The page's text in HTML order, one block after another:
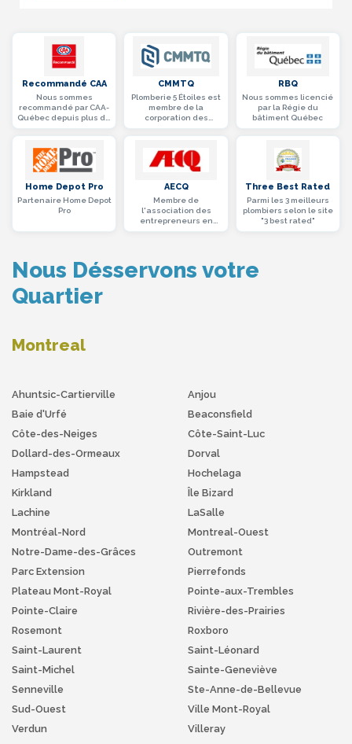
Recommandé CAA
Nous sommes
recommandé par CAA-
Québec depuis plus de
10 ans
CMMTQ
Plomberie 5 Étoiles est
membre de la
corporation des
maîtres mécaniciens
en tuyauterie du
Québec
RBQ
Nous sommes licencié
par la Régie du
bâtiment Québec
Home Depot Pro
Partenaire Home Depot
Pro
AECQ
Membre de
l'association des
entrepreneurs en
construction du
Three Best Rated
Parmi les 3 meilleurs
plombiers selon le site
"3 best rated"
Nous Désservons votre
Quartier
Montreal
Ahuntsic-Cartierville
Anjou
Baie d'Urfé
Beaconsfield
Côte-des-Neiges
Côte-Saint-Luc
Dollard-des-Ormeaux
Dorval
Hampstead
Hochelaga
Kirkland
Île Bizard
Lachine
LaSalle
Montréal-Nord
Montreal-Ouest
Notre-Dame-des-Grâces
Outremont
Parc Extension
Pierrefonds
Plateau Mont-Royal
Pointe-aux-Trembles
Pointe-Claire
Rivière-des-Prairies
Rosemont
Roxboro
Saint-Laurent
Saint-Léonard
Saint-Michel
Sainte-Geneviève
Senneville
Ste-Anne-de-Bellevue
Sud-Ouest
Ville Mont-Royal
Verdun
Villeray